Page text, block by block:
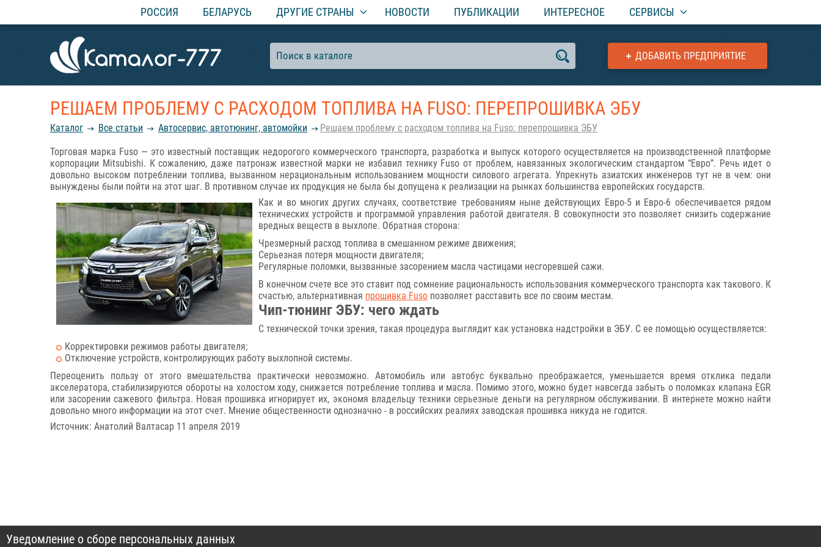
РОССИЯ БЕЛАРУСЬ ДРУГИЕ СТРАНЫ НОВОСТИ ПУБЛИКАЦИИ ИНТЕРЕСНОЕ СЕРВИСЫ
ДОБАВИТЬ ПРЕДПРИЯТИЕ
РЕШАЕМ ПРОБЛЕМУ С РАСХОДОМ ТОПЛИВА НА FUSO: ПЕРЕПРОШИВКА ЭБУ
Каталог Все статьи Автосервис, автотюнинг, автомойки Решаем проблему с расходом топлива на Fuso: перепрошивка ЭБУ
Торговая марка Fuso — это известный поставщик недорогого коммерческого транспорта, разработка и выпуск которого осуществляется на производственной платформе
корпорации Mitsubishi. К сожалению, даже патронаж известной марки не избавил технику Fuso от проблем, навязанных экологическим стандартом “Евро”. Речь идет о
довольно высоком потреблении топлива, вызванном нерациональным использованием мощности силового агрегата. Упрекнуть азиатских инженеров тут не в чем: они
вынуждены были пойти на этот шаг. В противном случае их продукция не была бы допущена к реализации на рынках большинства европейских государств.
Как и во многих других случаях, соответствие требованиям ныне действующих Евро-5 и Евро-6 обеспечивается рядом
технических устройств и программой управления работой двигателя. В совокупности это позволяет снизить содержание
вредных веществ в выхлопе. Обратная сторона:
Чрезмерный расход топлива в смешанном режиме движения;
Серьезная потеря мощности двигателя;
Регулярные поломки, вызванные засорением масла частицами несгоревшей сажи.
В конечном счете все это ставит под сомнение рациональность использования коммерческого транспорта как такового. К
счастью, альтернативная прошивка Fuso позволяет расставить все по своим местам.
Чип-тюнинг ЭБУ: чего ждать
С технической точки зрения, такая процедура выглядит как установка надстройки в ЭБУ. С ее помощью осуществляется:
Корректировки режимов работы двигателя;
Отключение устройств, контролирующих работу выхлопной системы.
Переоценить пользу от этого вмешательства практически невозможно. Автомобиль или автобус буквально преображается, уменьшается время отклика педали
акселератора, стабилизируются обороты на холостом ходу, снижается потребление топлива и масла. Помимо этого, можно будет навсегда забыть о поломках клапана EGR
или засорении сажевого фильтра. Новая прошивка игнорирует их, экономя владельцу техники серьезные деньги на регулярном обслуживании. В интернете можно найти
довольно много информации на этот счет. Мнение общественности однозначно - в российских реалиях заводская прошивка никуда не годится.
Источник: Анатолий Валтасар 11 апреля 2019
Уведомление о сборе персональных данных